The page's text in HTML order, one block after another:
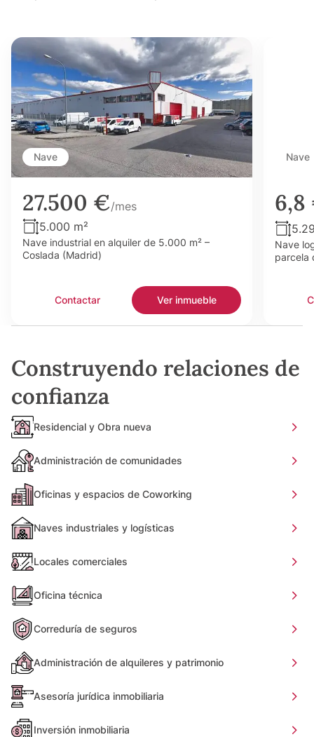
Nave
27.500 €/mes
5.000 m²
Nave industrial en alquiler de 5.000 m² –
Coslada (Madrid)
Contactar Ver inmueble
Nave
Nave
parcela
Construyendo relaciones de
confianza
Residencial y Obra nueva
Administración de comunidades
Oficinas y espacios de Coworking
Naves industriales y logísticas
Locales comerciales
Oficina técnica
Correduría de seguros
Administración de alquileres y patrimonio
Asesoría jurídica inmobiliaria
Inversión inmobiliaria